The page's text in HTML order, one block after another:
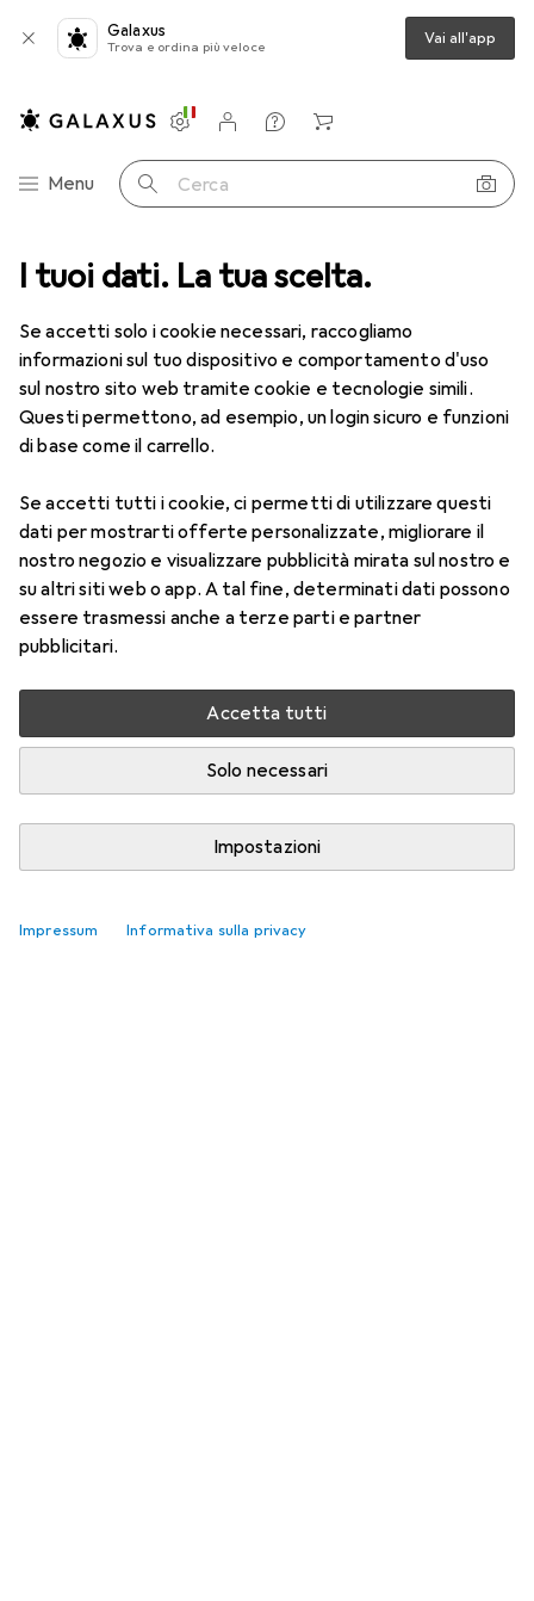
I tuoi dati. La tua scelta.
Se accetti solo i cookie necessari, raccogliamo
informazioni sul tuo dispositivo e comportamento d'uso
sul nostro sito web tramite cookie e tecnologie simili.
Questi permettono, ad esempio, un login sicuro e funzioni
di base come il carrello.
Se accetti tutti i cookie, ci permetti di utilizzare questi
dati per mostrarti offerte personalizzate, migliorare il
nostro negozio e visualizzare pubblicità mirata sul nostro e
su altri siti web o app. A tal fine, determinati dati possono
essere trasmessi anche a terze parti e partner
pubblicitari.
Accetta tutti
Solo necessari
Impostazioni
Impressum Informativa sulla privacy
Galaxus
Trova e ordina più veloce Vai all'app
Categoria Navigazione
Menu Cerca
Impostazioni
Conto cliente
Liste di confronto
Liste dei desideri
Carrello